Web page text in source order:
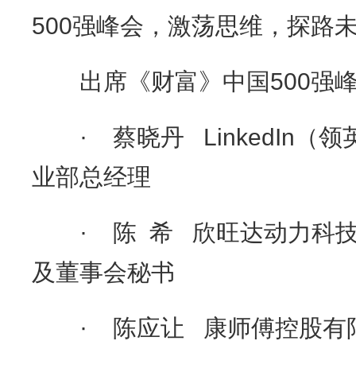
500强峰会，激荡思维，探路
出席《财富》中国500强峰
· 蔡晓丹 LinkedIn（领英
业部总经理
· 陈 希 欣旺达动力科技
及董事会秘书
· 陈应让 康师傅控股有